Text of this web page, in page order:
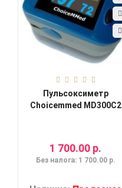
Пульсоксиметр
Choicemmed MD300C2
1 700.00 р.
Без налога: 1 700.00 р.